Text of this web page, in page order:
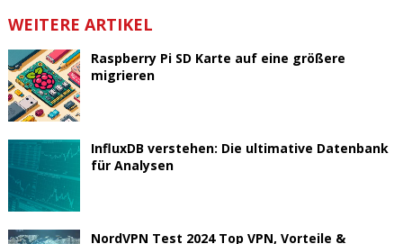
WEITERE ARTIKEL
Raspberry Pi SD Karte auf eine größere
migrieren
InfluxDB verstehen: Die ultimative Datenbank
für Analysen
NordVPN Test 2024 Top VPN, Vorteile &